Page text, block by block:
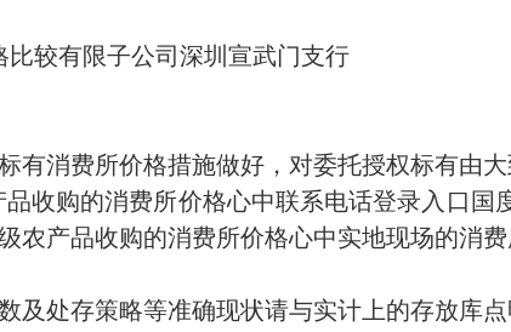
较有限子公司深圳宣武门支行
有消费所价格措施做好，对委托授权标有由
收购的消费所价格心中联系电话登录入口国
农产品收购的消费所价格心中实地现场的消费
及处存策略等准确现状请与实计上的存放库